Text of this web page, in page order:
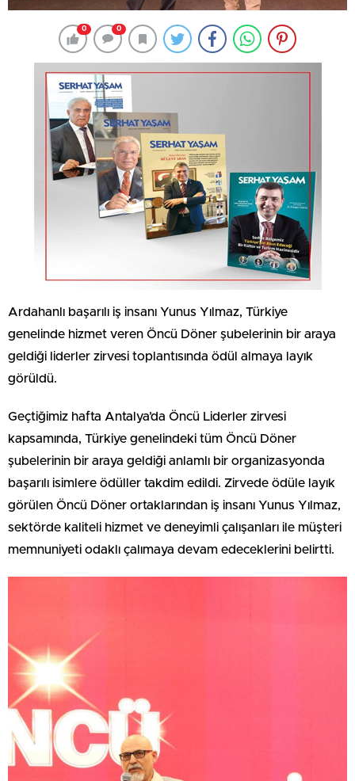
0 0
Ardahanlı başarılı iş insanı Yunus Yılmaz, Türkiye
genelinde hizmet veren Öncü Döner şubelerinin bir araya
geldiği liderler zirvesi toplantısında ödül almaya layık
görüldü.
Geçtiğimiz hafta Antalya’da Öncü Liderler zirvesi
kapsamında, Türkiye genelindeki tüm Öncü Döner
şubelerinin bir araya geldiği anlamlı bir organizasyonda
başarılı isimlere ödüller takdim edildi. Zirvede ödüle layık
görülen Öncü Döner ortaklarından iş insanı Yunus Yılmaz,
sektörde kaliteli hizmet ve deneyimli çalışanları ile müşteri
memnuniyeti odaklı çalımaya devam edeceklerini belirtti.